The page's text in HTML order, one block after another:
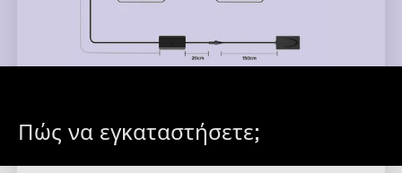
Πώς να εγκαταστήσετε;